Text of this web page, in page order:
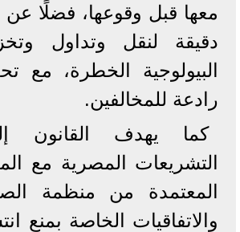
معها قبل وقوعها، فضلًا
دقيقة لنقل وتداول
البيولوجية الخطرة، مع
رادعة للمخالفين.
كما يهدف القانون
التشريعات المصرية مع
المعتمدة من منظمة
والاتفاقيات الخاصة بمنع